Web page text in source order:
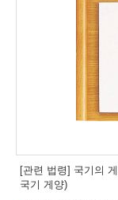
[관련 법령] 국기의
국기 게양)